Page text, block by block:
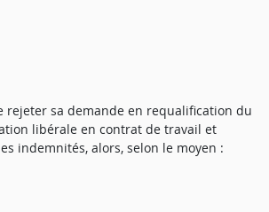
rejeter sa demande en requalification du
libérale en contrat de travail et
indemnités, alors, selon le moyen :